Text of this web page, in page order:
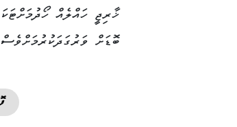
ޚާރިޖީ ހައްލެއް
ބޮޑަށް